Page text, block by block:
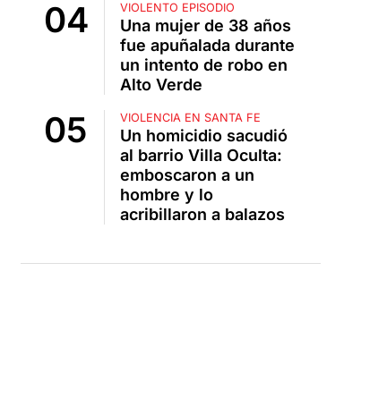
VIOLENTO EPISODIO
Una mujer de 38 años
fue apuñalada durante
un intento de robo en
Alto Verde
VIOLENCIA EN SANTA FE
Un homicidio sacudió
al barrio Villa Oculta:
emboscaron a un
hombre y lo
acribillaron a balazos